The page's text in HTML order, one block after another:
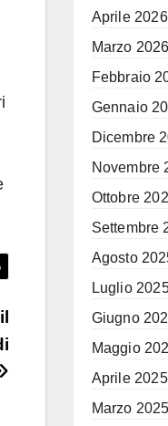
Aprile 2026
Marzo 2026
Febbraio
Gennaio
Dicembre
Novembre
Ottobre
Settembre
Agosto
Luglio
Giugno
Maggio
Aprile 2025
Marzo 2025